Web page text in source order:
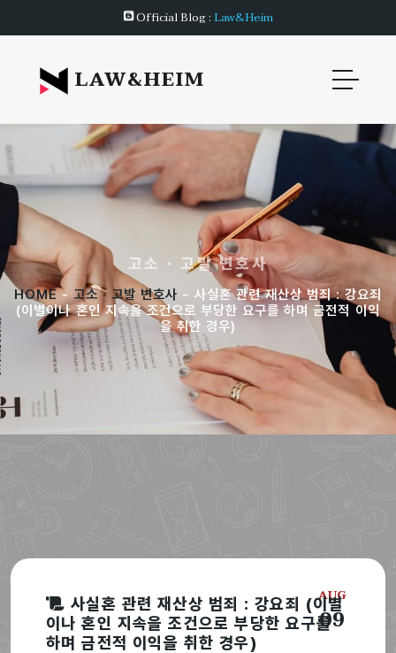
Official Blog : Law&Heim
LAW&HEIM
고소 · 고발 변호사
HOME-고소 · 고발 변호사 - 사실혼 관련 재산상 범죄 : 강요죄
(이별이나 혼인 지속을 조건으로 부당한 요구를 하며 금전적 이익
을 취한 경우)
AUG
09
사실혼 관련 재산상 범죄 : 강요죄 (이별
이나 혼인 지속을 조건으로 부당한 요구를
하며 금전적 이익을 취한 경우)